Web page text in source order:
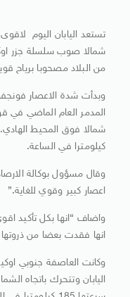
تستعد اليابان اليوم
شمالا صوب سلسلة جزر
من البلاد مصحوبا برياح
وبدأت شدة الاعصار
المدمر العام الماضي
كيلومترا في الساعة.
وقال مسؤول بوكالة
اعصار كبير وقوي للغاية.”
واضاف “انها بكل تأكيد
انها فقدت بعضا من
وكانت العاصفة جنوبي
اليابان وتتحرك باتجاه